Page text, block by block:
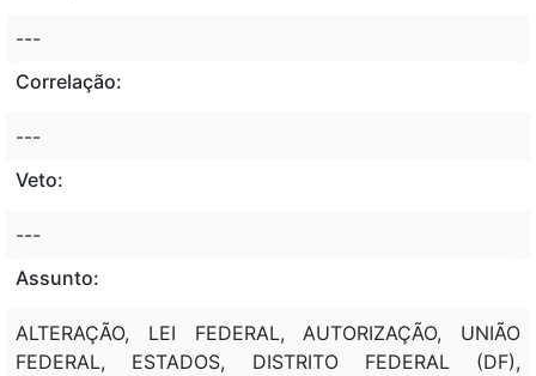
---
Correlação:
---
Veto:
---
Assunto:
ALTERAÇÃO, LEI FEDERAL, AUTORIZAÇÃO, UNIÃO
FEDERAL, ESTADOS, DISTRITO FEDERAL (DF),